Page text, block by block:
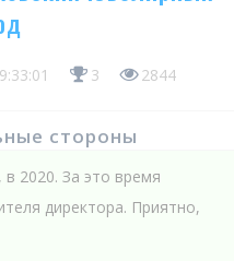
3 2844
стороны
в 2020. За это время
директора. Приятно,